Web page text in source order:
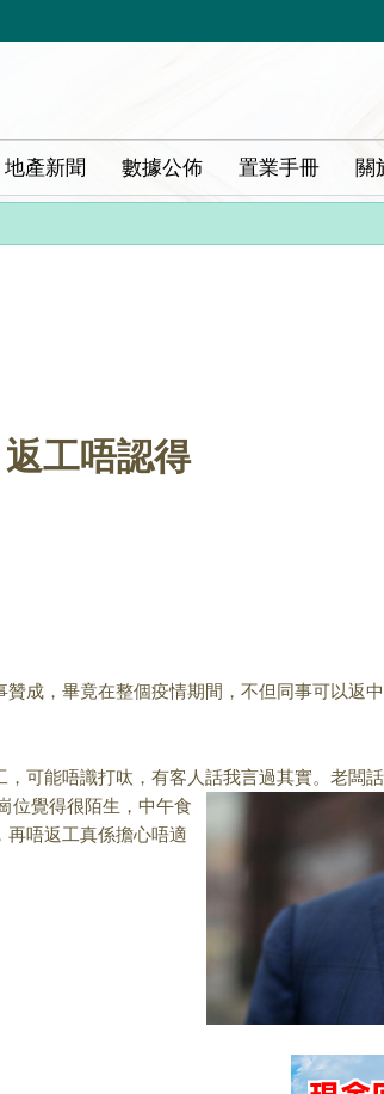
地產新聞 數據公佈 置業手冊 關
工唔認得
，畢竟在整個疫情期間，不但同事可以返
可能唔識打呔，有客人話我言過其實。老闆
位覺得很陌生，中午食
再唔返工真係擔心唔適